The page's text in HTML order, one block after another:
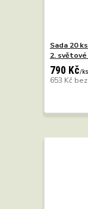
Sada 20
2.
790 Kč/ks
653 Kč